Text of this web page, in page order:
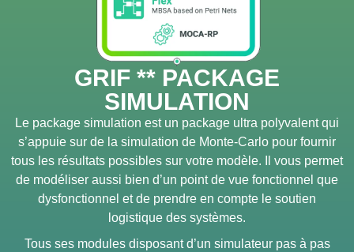
GRIF ** PACKAGE
SIMULATION
Le package simulation est un package ultra polyvalent qui
s’appuie sur de la simulation de Monte-Carlo pour fournir
tous les résultats possibles sur votre modèle. Il vous permet
de modéliser aussi bien d’un point de vue fonctionnel que
dysfonctionnel et de prendre en compte le soutien
logistique des systèmes.
Tous ses modules disposant d’un simulateur pas à pas